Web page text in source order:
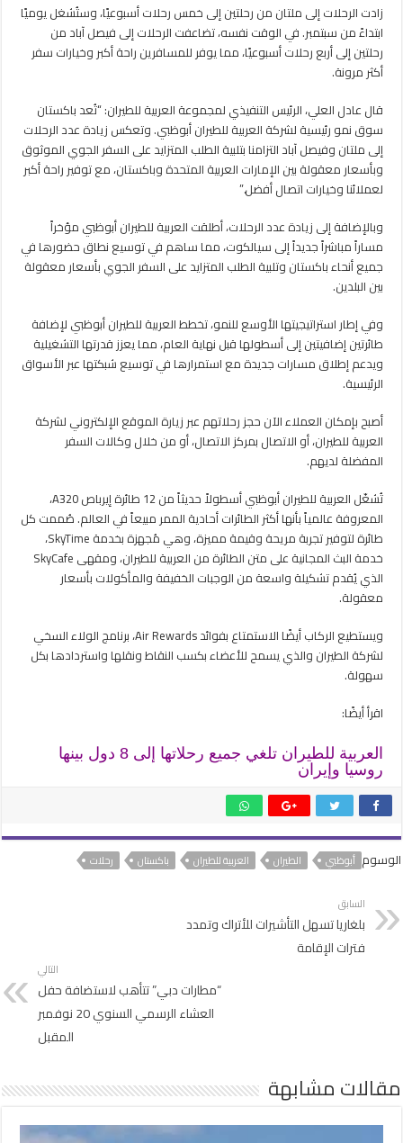
زادت الرحلات إلى ملتان من رحلتين إلى خمس رحلات أسبوعيًا، وستُشغل يوميًا
ابتداءً من سبتمبر. في الوقت نفسه، تضاعفت الرحلات إلى فيصل آباد من
رحلتين إلى أربع رحلات أسبوعيًا، مما يوفر للمسافرين راحة أكبر وخيارات سفر
أكثر مرونة.
قال عادل العلي، الرئيس التنفيذي لمجموعة العربية للطيران: “تُعد باكستان
سوق نمو رئيسية لشركة العربية للطيران أبوظبي. وتعكس زيادة عدد الرحلات
إلى ملتان وفيصل آباد التزامنا بتلبية الطلب المتزايد على السفر الجوي الموثوق
وبأسعار معقولة بين الإمارات العربية المتحدة وباكستان، مع توفير راحة أكبر
لعملائنا وخيارات اتصال أفضل.”
وبالإضافة إلى زيادة عدد الرحلات، أطلقت العربية للطيران أبوظبي مؤخراً
مساراً مباشراً جديداً إلى سيالكوت، مما ساهم في توسيع نطاق حضورها في
جميع أنحاء باكستان وتلبية الطلب المتزايد على السفر الجوي بأسعار معقولة
بين البلدين.
وفي إطار استراتيجيتها الأوسع للنمو، تخطط العربية للطيران أبوظبي لإضافة
طائرتين إضافيتين إلى أسطولها قبل نهاية العام، مما يعزز قدرتها التشغيلية
ويدعم إطلاق مسارات جديدة مع استمرارها في توسيع شبكتها عبر الأسواق
الرئيسية.
أصبح بإمكان العملاء الآن حجز رحلاتهم عبر زيارة الموقع الإلكتروني لشركة
العربية للطيران، أو الاتصال بمركز الاتصال، أو من خلال وكالات السفر
المفضلة لديهم.
تُشغّل العربية للطيران أبوظبي أسطولاً حديثاً من 12 طائرة إيرباص A320،
المعروفة عالمياً بأنها أكثر الطائرات أحادية الممر مبيعاً في العالم. صُممت كل
طائرة لتوفير تجربة مريحة وقيمة مميزة، وهي مُجهزة بخدمة SkyTime،
خدمة البث المجانية على متن الطائرة من العربية للطيران، ومقهى SkyCafe
الذي يُقدم تشكيلة واسعة من الوجبات الخفيفة والمأكولات بأسعار
معقولة.
ويستطيع الركاب أيضًا الاستمتاع بفوائد Air Rewards، برنامج الولاء السخي
لشركة الطيران والذي يسمح للأعضاء بكسب النقاط ونقلها واستردادها بكل
سهولة.
اقرأ أيضًا:
العربية للطيران تلغي جميع رحلاتها إلى 8 دول بينها
روسيا وإيران
الوسوم أبوظبي الطيران العربية للطيران باكستان رحلات
السابق
بلغاريا تسهل التأشيرات للأتراك وتمدد
فترات الإقامة
التالي
“مطارات دبي” تتأهب لاستضافة حفل
العشاء الرسمي السنوي 20 نوفمبر
المقبل
مقالات مشابهة